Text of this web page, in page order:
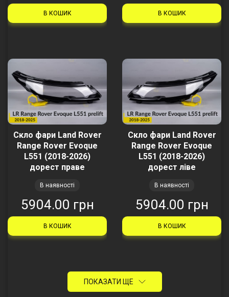
В КОШИК В КОШИК
Скло фари Land Rover
Range Rover Evoque
L551 (2018-2026)
дорест праве
В наявності
5904.00 грн
В КОШИК
Скло фари Land Rover
Range Rover Evoque
L551 (2018-2026)
дорест ліве
В наявності
5904.00 грн
В КОШИК
ПОКАЗАТИ ЩЕ